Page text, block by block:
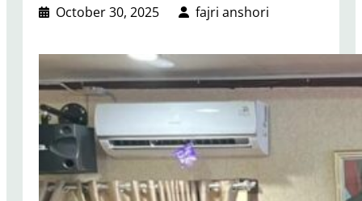
October 30, 2025 fajri anshori